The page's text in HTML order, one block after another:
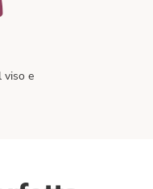
viso e